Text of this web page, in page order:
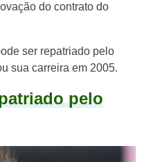
do contrato do
ser repatriado pelo
sua carreira em 2005.
pelo